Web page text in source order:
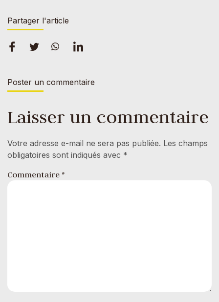
Partager l'article
Poster un commentaire
Laisser un commentaire
Votre adresse e-mail ne sera pas publiée. Les champs
obligatoires sont indiqués avec *
Commentaire *